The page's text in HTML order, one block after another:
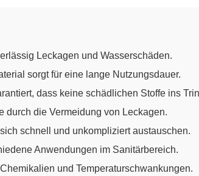
Leckagen und Wasserschäden.
sorgt für eine lange Nutzungsdauer.
dass keine schädlichen Stoffe ins
durch die Vermeidung von Leckagen.
schnell und unkompliziert austauschen.
Anwendungen im Sanitärbereich.
und Temperaturschwankungen.